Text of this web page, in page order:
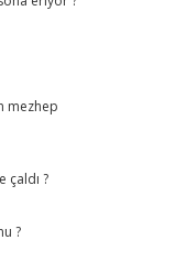
mezhep
çaldı ?
?